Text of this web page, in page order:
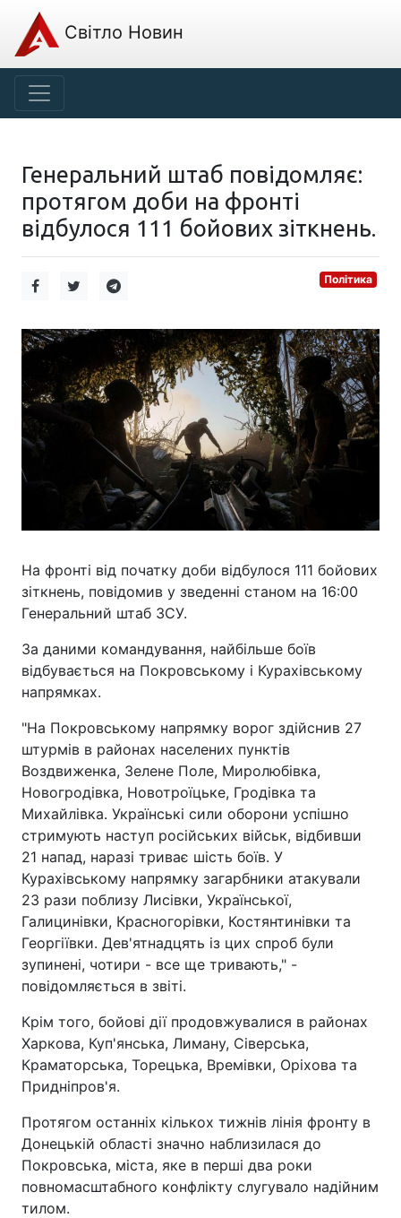
Світло Новин
Генеральний штаб повідомляє:
протягом доби на фронті
відбулося 111 бойових зіткнень.
Політика
На фронті від початку доби відбулося 111 бойових
зіткнень, повідомив у зведенні станом на 16:00
Генеральний штаб ЗСУ.
За даними командування, найбільше боїв
відбувається на Покровському і Курахівському
напрямках.
"На Покровському напрямку ворог здійснив 27
штурмів в районах населених пунктів
Воздвиженка, Зелене Поле, Миролюбівка,
Новогродівка, Новотроїцьке, Гродівка та
Михайлівка. Українські сили оборони успішно
стримують наступ російських військ, відбивши
21 напад, наразі триває шість боїв. У
Курахівському напрямку загарбники атакували
23 рази поблизу Лисівки, Української,
Галицинівки, Красногорівки, Костянтинівки та
Георгіївки. Дев'ятнадцять із цих спроб були
зупинені, чотири - все ще тривають," -
повідомляється в звіті.
Крім того, бойові дії продовжувалися в районах
Харкова, Куп'янська, Лиману, Сіверська,
Краматорська, Торецька, Времівки, Оріхова та
Придніпров'я.
Протягом останніх кількох тижнів лінія фронту в
Донецькій області значно наблизилася до
Покровська, міста, яке в перші два роки
повномасштабного конфлікту слугувало надійним
тилом.